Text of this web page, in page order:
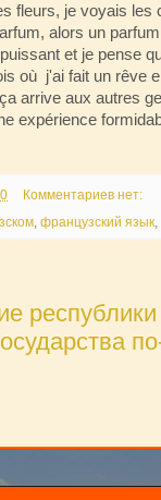
fleurs, je voyais les
alors un
et je pense
où j'ai fait un rêve
arrive aux autres
expérience
Комментариев нет:
, французский язык,